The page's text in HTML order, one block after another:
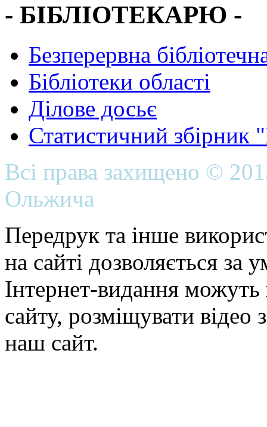
- БІБЛІОТЕКАРЮ -
Безперервна
Бібліотеки області
Ділове досьє
Статистичний
Всі права захищено ©
Ольжича
Передрук та інше
на сайті дозволяється
Інтернет-видання можуть
сайту, розміщувати відео
наш сайт.